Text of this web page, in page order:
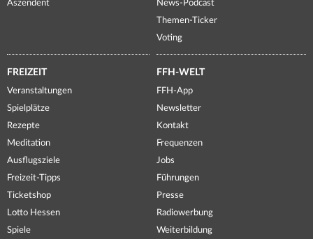
Aszendent
News-Podcast
Themen-Ticker
Voting
FREIZEIT
Veranstaltungen
Spielplätze
Rezepte
Meditation
Ausflugsziele
Freizeit-Tipps
Ticketshop
Lotto Hessen
Spiele
FFH-WELT
FFH-App
Newsletter
Kontakt
Frequenzen
Jobs
Führungen
Presse
Radiowerbung
Weiterbildung